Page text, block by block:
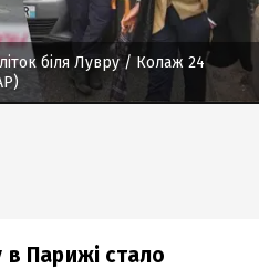
біля Лувру/ Колаж 24
Парижі стало